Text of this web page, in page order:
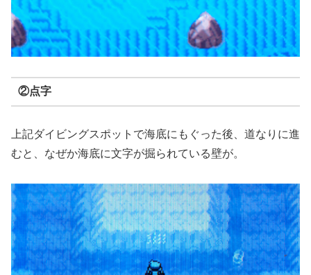
②点字
上記ダイビングスポットで海底にもぐった後、道なりに進
むと、なぜか海底に文字が掘られている壁が。